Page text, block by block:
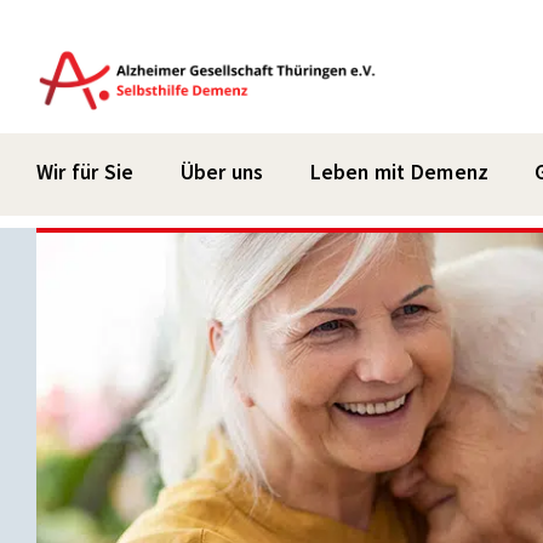
springen
Wir für Sie Über uns Leben mit Demenz